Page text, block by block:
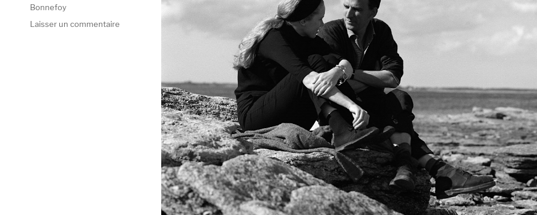
Bonnefoy
Laisser un commentaire